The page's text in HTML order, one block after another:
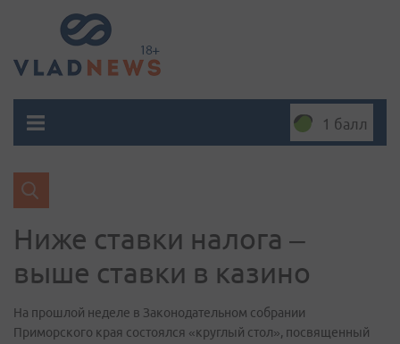
1 балл
Ниже ставки налога –
выше ставки в казино
На прошлой неделе в Законодательном собрании
Приморского края состоялся «круглый стол», посвященный